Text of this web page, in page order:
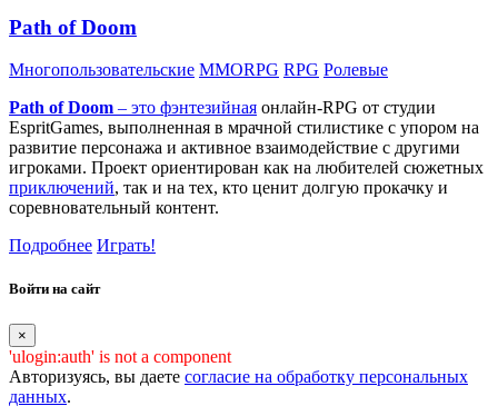
Path of Doom
Многопользовательские MMORPG RPG Ролевые
Path of Doom – это фэнтезийная онлайн-RPG от студии
EspritGames, выполненная в мрачной стилистике с упором на
развитие персонажа и активное взаимодействие с другими
игроками. Проект ориентирован как на любителей сюжетных
приключений, так и на тех, кто ценит долгую прокачку и
соревновательный контент.
Подробнее Играть!
Войти на сайт
×
'ulogin:auth' is not a component
Авторизуясь, вы даете согласие на обработку персональных
данных.